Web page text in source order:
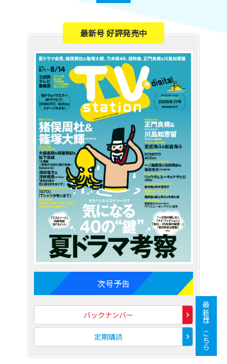
最新号 好評発売中
次号予告
バックナンバー
定期購読 最新号はこちら